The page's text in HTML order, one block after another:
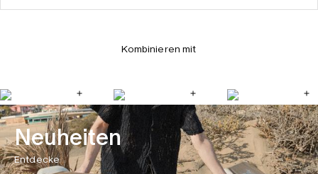
Kombinieren mit
Neuheiten
Entdecke